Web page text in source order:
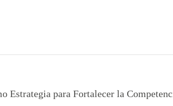
Estrategia para Fortalecer la